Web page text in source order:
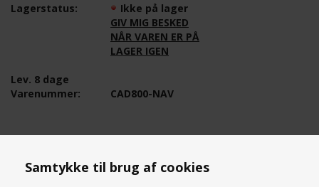
Samtykke til brug af cookies
Ikke på lager
GIV MIG BESKED
NÅR VAREN ER PÅ
LAGER IGEN
Lagerstatus:
Lev. 8 dage
CAD800-NAV
Varenummer:
Slå om nederdel i mørkeblå. Onesize voksen - Str.36-42